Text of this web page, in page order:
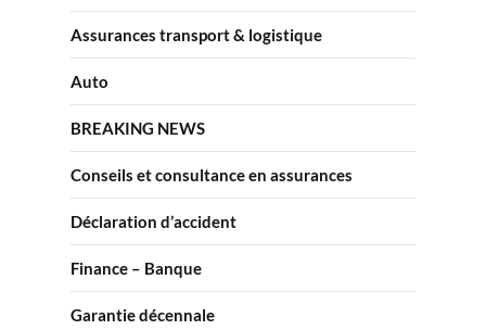
Assurances transport & logistique
Auto
BREAKING NEWS
Conseils et consultance en assurances
Déclaration d’accident
Finance – Banque
Garantie décennale